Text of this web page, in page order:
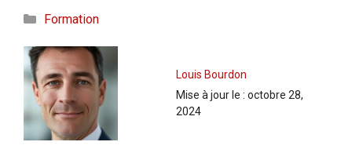
Catégories
Formation
Louis Bourdon
Mise à jour le : octobre 28,
2024